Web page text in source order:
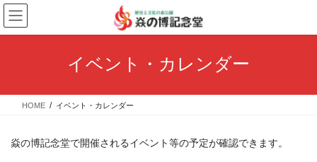
コ
ン
テ
ス
ナ
ビ
ゲ
ン
イベント・カレンダー
HOME イベント・カレンダー
焱の博記念堂で開催されるイベント等の予定が確認できます。